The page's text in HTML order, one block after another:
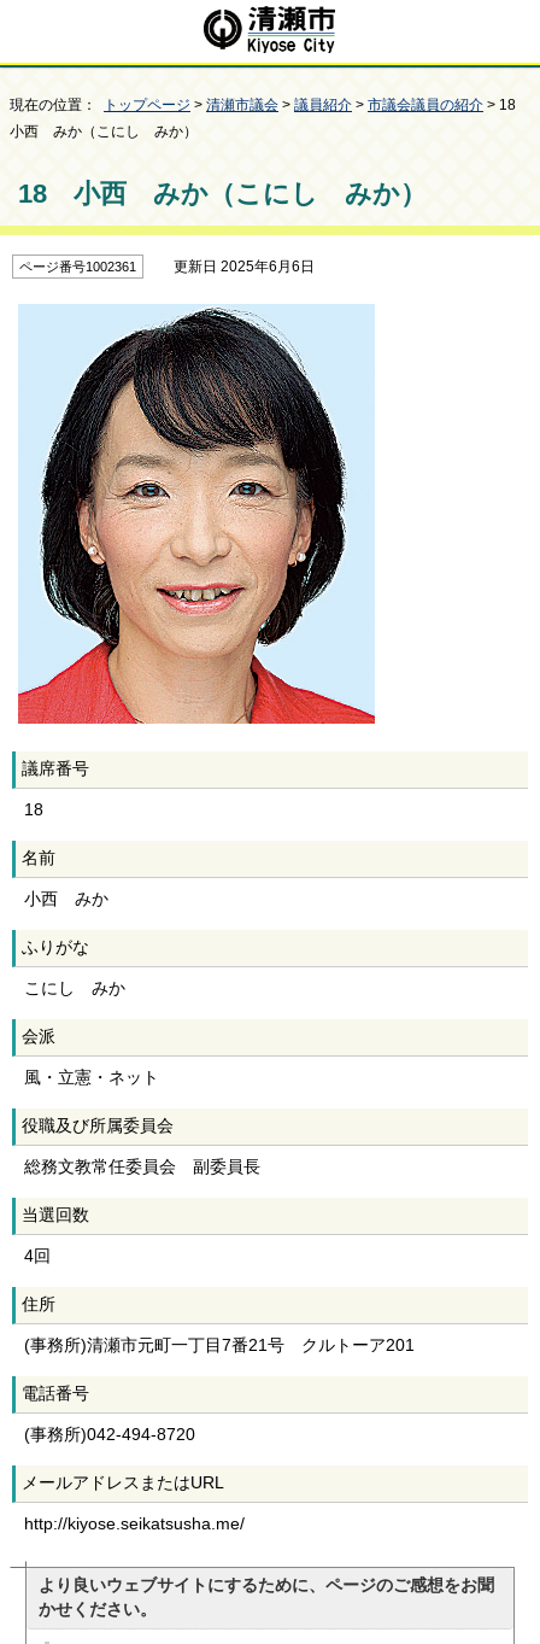
現在の位置： トップページ > 清瀬市議会 > 議員紹介 > 市議会議員の紹介 > 18
小西 みか（こにし みか）
18 小西 みか（こにし みか）
ページ番号1002361 更新日 2025年6月6日
議席番号
18
名前
小西 みか
ふりがな
こにし みか
会派
風・立憲・ネット
役職及び所属委員会
総務文教常任委員会 副委員長
当選回数
4回
住所
(事務所)清瀬市元町一丁目7番21号 クルトーア201
電話番号
(事務所)042-494-8720
メールアドレスまたはURL
http://kiyose.seikatsusha.me/
より良いウェブサイトにするために、ページのご感想をお聞
かせください。